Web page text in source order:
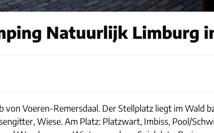
Natuurlijk Limburg
Voeren-Remersdaal. Der Stellplatz liegt im Wald
Wiese. Am Platz: Platzwart, Imbiss, Pool/